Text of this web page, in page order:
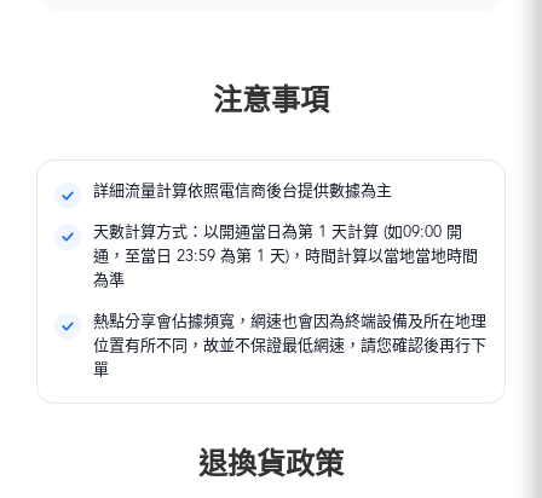
注意事項
詳細流量計算依照電信商後台提供數據為主
天數計算方式：以開通當日為第 1 天計算 (如09:00 開
通，至當日 23:59 為第 1 天)，時間計算以當地當地時間
為準
熱點分享會佔據頻寬，網速也會因為終端設備及所在地理
位置有所不同，故並不保證最低網速，請您確認後再行下
單
退換貨政策